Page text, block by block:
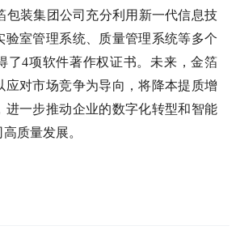
包装集团公司充分利用新一代信息技
验室管理系统、质量管理系统等多个
了4项软件著作权证书。未来，金箔
应对市场竞争为导向，将降本提质增
进一步推动企业的数字化转型和智能
质量发展。